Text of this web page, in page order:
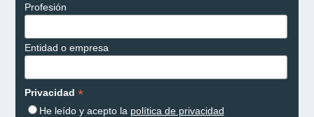
Profesión
Entidad o empresa
Privacidad *
He leído y acepto la política de privacidad